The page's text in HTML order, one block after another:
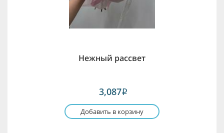
Нежный рассвет
3,087i
Добавить в корзину